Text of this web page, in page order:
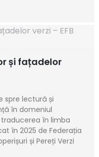
și fațadelor
spre lectură și
în domeniul
în limba
în 2025 de Federația
și Pereți Verzi